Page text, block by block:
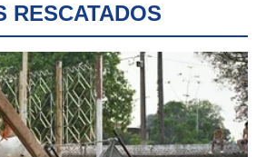
RESCATADOS